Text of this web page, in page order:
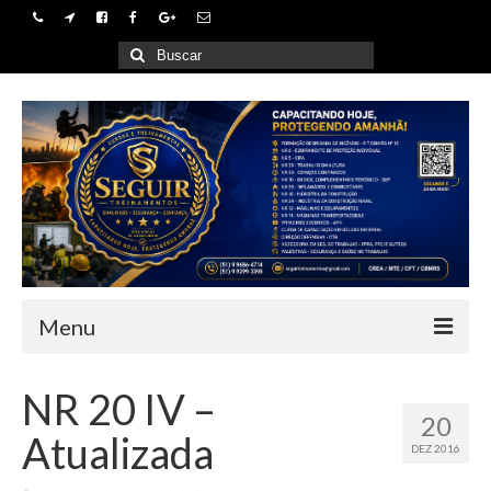
Buscar
por:
Menu
Empresa
Cursos e Treinamentos
20
DEZ 2016
NR 20 IV –
Atualizada